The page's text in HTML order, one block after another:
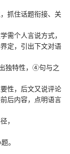
抓住话题衔接、关
个人言说方式，
定，引出下文对语
独特性，④句与之
性，后文又说评论
后内容，点明语言
，
。